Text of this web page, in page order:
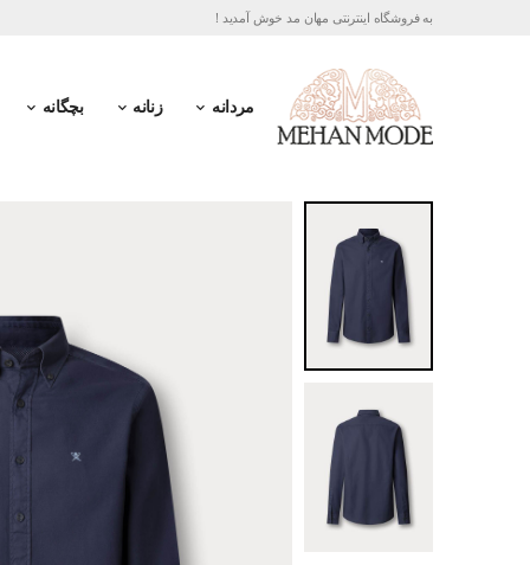
به فروشگاه اینترنتی مهان مد خوش آمدید !
مردانه زنانه بچگانه